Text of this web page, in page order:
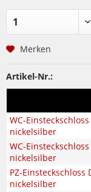
Merken
Artikel-Nr.:
WC-
nickelsilber
WC-
nickelsilber
PZ-Einsteckschloss
nickelsilber